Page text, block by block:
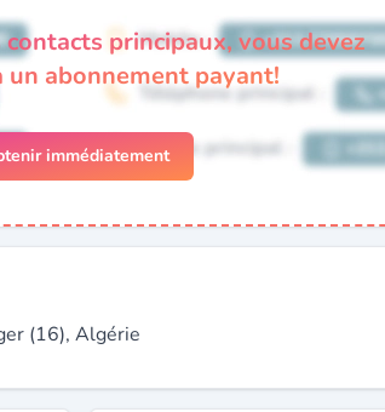
principaux, vous devez
un abonnement payant!
immédiatement
(16), Algérie